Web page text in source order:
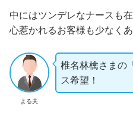
中にはツンデレなナースも
心惹かれるお客様も少なくあ
よる夫
椎名林檎さまの
ス希望！